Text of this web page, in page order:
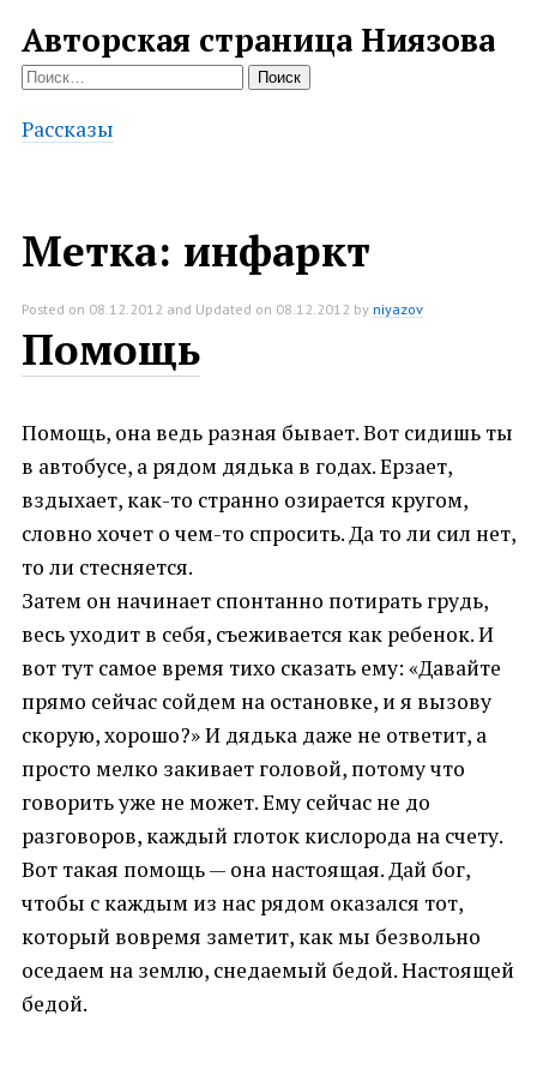
Авторская страница Ниязова
Найти:
Рассказы
Метка: инфаркт
Posted on 08.12.2012 and Updated on 08.12.2012 byniyazov
Помощь
Помощь, она ведь разная бывает. Вот сидишь ты
в автобусе, а рядом дядька в годах. Ерзает,
вздыхает, как-то странно озирается кругом,
словно хочет о чем-то спросить. Да то ли сил нет,
то ли стесняется.
Затем он начинает спонтанно потирать грудь,
весь уходит в себя, съеживается как ребенок. И
вот тут самое время тихо сказать ему: «Давайте
прямо сейчас сойдем на остановке, и я вызову
скорую, хорошо?» И дядька даже не ответит, а
просто мелко закивает головой, потому что
говорить уже не может. Ему сейчас не до
разговоров, каждый глоток кислорода на счету.
Вот такая помощь — она настоящая. Дай бог,
чтобы с каждым из нас рядом оказался тот,
который вовремя заметит, как мы безвольно
оседаем на землю, снедаемый бедой. Настоящей
бедой.